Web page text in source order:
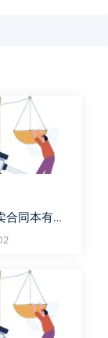
合同本有几